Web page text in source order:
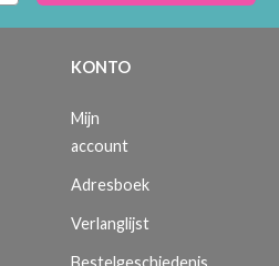
KONTO
Mijn
account
Adresboek
Verlanglijst
Bestelgeschiedenis